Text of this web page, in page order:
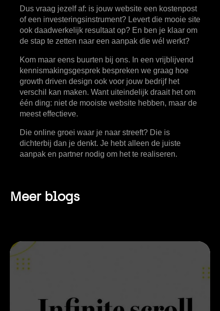
Dus vraag jezelf af: is jouw website een kostenpost
of een investeringsinstrument? Levert die mooie site
ook daadwerkelijk resultaat op? En ben je klaar om
de stap te zetten naar een aanpak die wél werkt?
Kom maar eens buurten bij ons. In een vrijblijvend
kennismakingsgesprek bespreken we graag hoe
growth driven design ook voor jouw bedrijf het
verschil kan maken. Want uiteindelijk draait het om
één ding: niet de mooiste website hebben, maar de
meest effectieve.
Die online groei waar je naar streeft? Die is
dichterbij dan je denkt. Je hebt alleen de juiste
aanpak en partner nodig om het te realiseren.
Meer blogs